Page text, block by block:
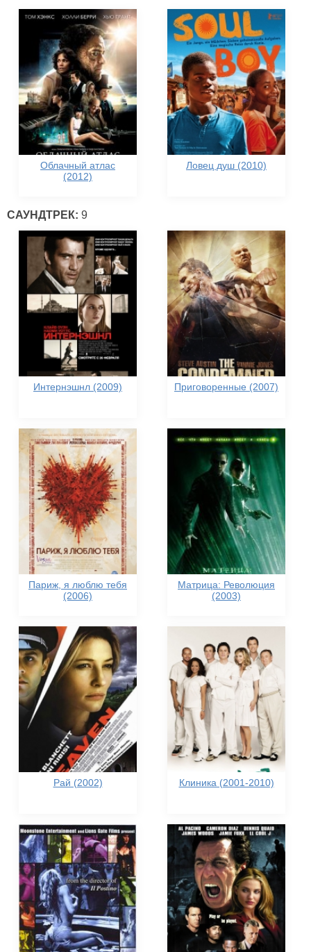
Облачный атлас
(2012)
Ловец душ (2010)
САУНДТРЕК: 9
Интернэшнл (2009) Приговоренные (2007)
Париж, я люблю тебя
(2006)
Матрица: Революция
(2003)
Рай (2002) Клиника (2001-2010)